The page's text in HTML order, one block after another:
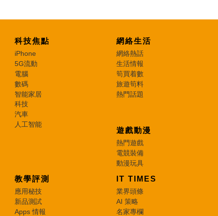
科技焦點
iPhone
5G流動
電腦
數碼
智能家居
科技
汽車
人工智能
網絡生活
網絡熱話
生活情報
筍買着數
旅遊筍料
熱門話題
遊戲動漫
熱門遊戲
電競裝備
動漫玩具
教學評測
應用秘技
新品測試
Apps 情報
IT TIMES
業界頭條
AI 策略
名家專欄